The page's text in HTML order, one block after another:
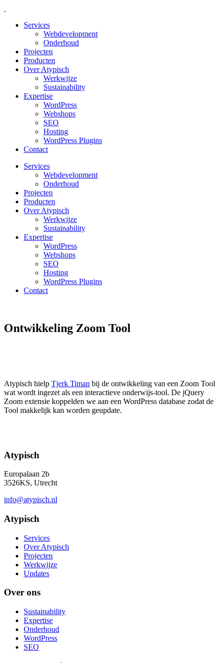
Services
Webdevelopment
Onderhoud
Projecten
Producten
Over Atypisch
Werkwijze
Sustainability
Expertise
WordPress
Webshops
SEO
Hosting
WordPress Plugins
Contact
Services
Webdevelopment
Onderhoud
Projecten
Producten
Over Atypisch
Werkwijze
Sustainability
Expertise
WordPress
Webshops
SEO
Hosting
WordPress Plugins
Contact
Ontwikkeling Zoom Tool
Atypisch hielp Tjerk Timan bij de ontwikkeling van een Zoom Tool
wat wordt ingezet als een interactieve onderwijs-tool. De jQuery
Zoom extensie koppelden we aan een WordPress database zodat de
Tool makkelijk kan worden geupdate.
Atypisch
Europalaan 2b
3526KS, Utrecht
info@atypisch.nl
Atypisch
Services
Over Atypisch
Projecten
Werkwijze
Updates
Over ons
Sustainability
Expertise
Onderhoud
WordPress
SEO